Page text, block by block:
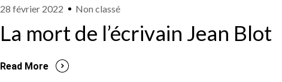
28 février 2022 Non classé
La mort de l’écrivain Jean Blot
Read More